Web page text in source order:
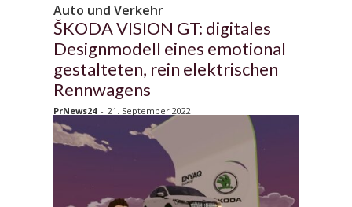
Auto und Verkehr
ŠKODA VISION GT: digitales
Designmodell eines emotional
gestalteten, rein elektrischen
Rennwagens
PrNews24 - 21. September 2022